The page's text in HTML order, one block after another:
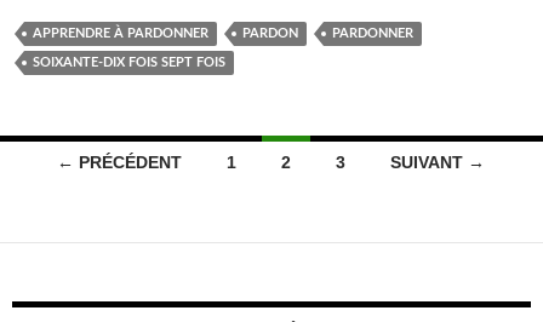
APPRENDRE À PARDONNER PARDON PARDONNER
SOIXANTE-DIX FOIS SEPT FOIS
Navigation
articles
← PRÉCÉDENT 1 2 3 SUIVANT →